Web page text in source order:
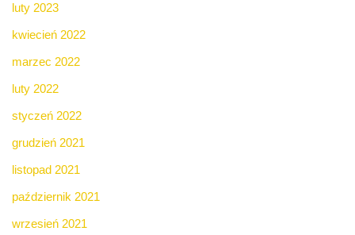
luty 2023
kwiecień 2022
marzec 2022
luty 2022
styczeń 2022
grudzień 2021
listopad 2021
październik 2021
wrzesień 2021